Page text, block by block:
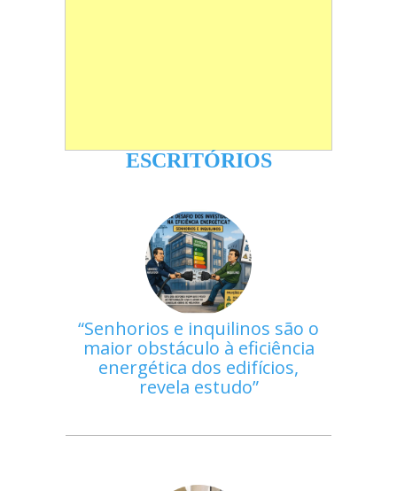
ESCRITÓRIOS
Senhorios e inquilinos são o
maior obstáculo à eficiência
energética dos edifícios,
revela estudo